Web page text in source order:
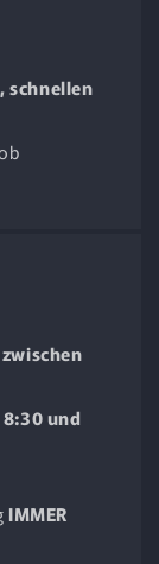
schnellen
und
IMMER